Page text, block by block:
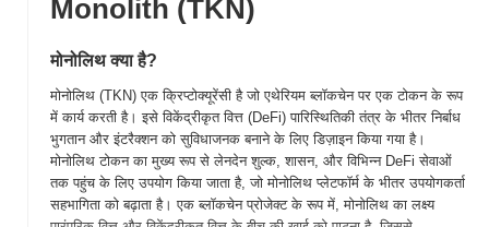
Monolith (TKN)
मोनोलिथ क्या है?
मोनोलिथ (TKN) एक क्रिप्टोक्यूरेंसी है जो एथेरियम ब्लॉकचेन पर एक टोकन के रूप
में कार्य करती है। इसे विकेंद्रीकृत वित्त (DeFi) पारिस्थितिकी तंत्र के भीतर निर्बाध
भुगतान और इंटरैक्शन को सुविधाजनक बनाने के लिए डिज़ाइन किया गया है।
मोनोलिथ टोकन का मुख्य रूप से लेनदेन शुल्क, शासन, और विभिन्न DeFi सेवाओं
तक पहुंच के लिए उपयोग किया जाता है, जो मोनोलिथ प्लेटफॉर्म के भीतर उपयोगकर्ता
सहभागिता को बढ़ाता है। एक ब्लॉकचेन प्रोजेक्ट के रूप में, मोनोलिथ का लक्ष्य